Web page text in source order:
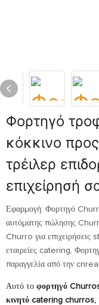
Φορτηγό
κόκκινο
τρέιλερ
επιχείρησή
Εφαρμογή: Φορτηγό
αυτόματης πώλησης
Churro για
εταιρείες catering,
παραγγελία από την
Αυτό το φορτηγό
κινητό catering churros,